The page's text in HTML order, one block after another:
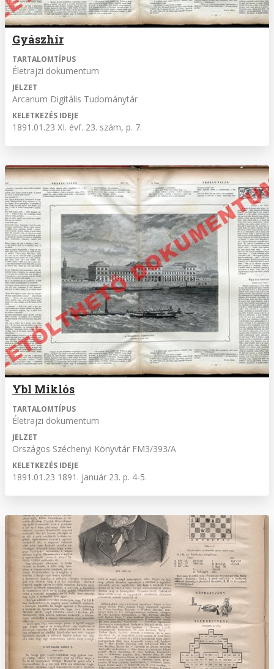
Gyászhír
TARTALOMTÍPUS
Életrajzi dokumentum
JELZET
Arcanum Digitális Tudománytár
KELETKEZÉS IDEJE
1891.01.23 XI. évf. 23. szám, p. 7.
Ybl Miklós
TARTALOMTÍPUS
Életrajzi dokumentum
JELZET
Országos Széchenyi Könyvtár FM3/393/A
KELETKEZÉS IDEJE
1891.01.23 1891. január 23. p. 4-5.